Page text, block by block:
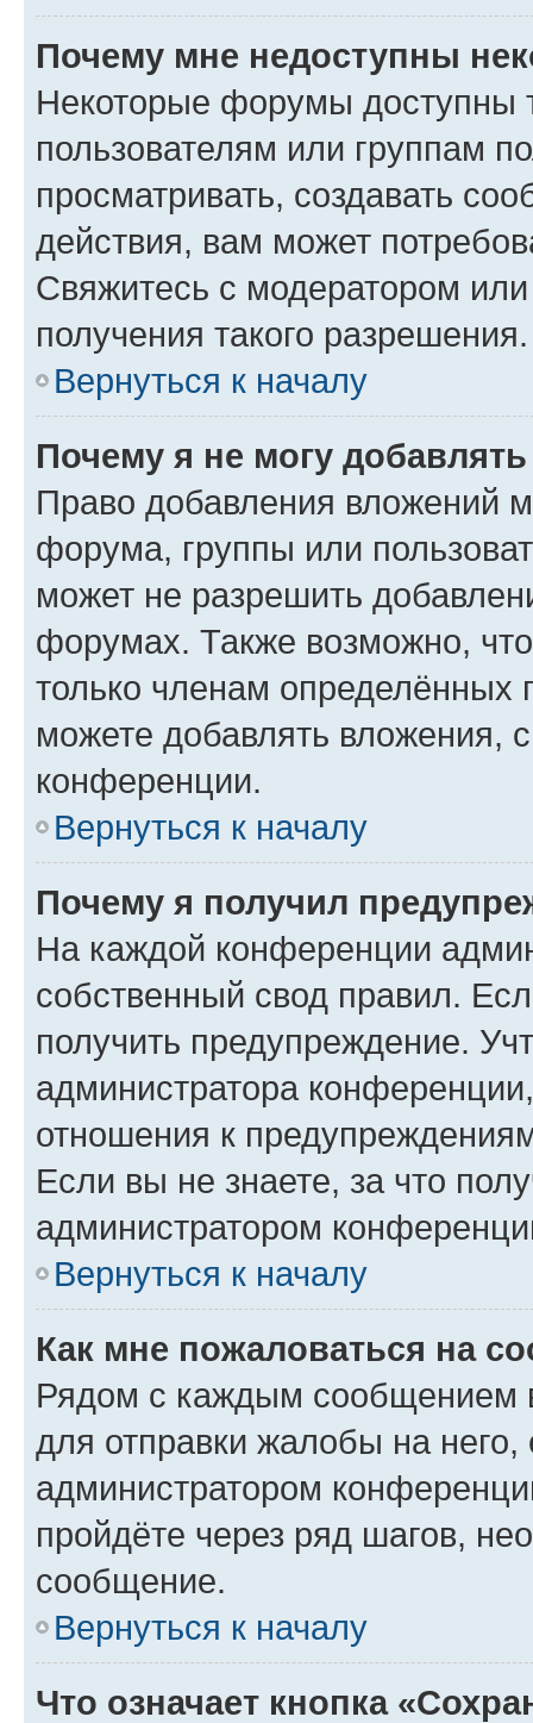
Почему мне недоступны
Некоторые форумы доступны
пользователям или группам
просматривать, создавать
действия, вам может
Свяжитесь с модератором
получения такого разрешения.
Вернуться к началу
Почему я не могу
Право добавления вложений
форума, группы или
может не разрешить
форумах. Также возможно,
только членам определённых
можете добавлять вложения,
конференции.
Вернуться к началу
Почему я получил
На каждой конференции
собственный свод правил.
получить предупреждение.
администратора
отношения к
Если вы не знаете, за что
администратором
Вернуться к началу
Как мне пожаловаться на
Рядом с каждым сообщением
для отправки жалобы на
администратором
пройдёте через ряд шагов,
сообщение.
Вернуться к началу
Что означает кнопка